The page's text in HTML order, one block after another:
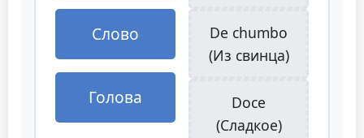
Слово
Голова
De chumbo
(Из свинца)
Doce
(Сладкое)